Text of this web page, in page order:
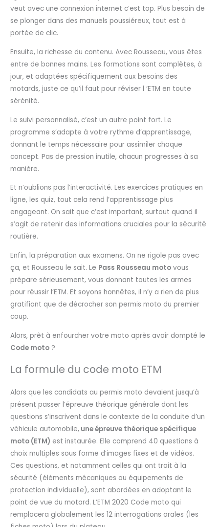
veut avec une connexion internet c’est top. Plus besoin de
se plonger dans des manuels poussiéreux, tout est à
portée de clic.
Ensuite, la richesse du contenu. Avec Rousseau, vous êtes
entre de bonnes mains. Les formations sont complètes, à
jour, et adaptées spécifiquement aux besoins des
motards, juste ce qu’il faut pour réviser l ‘ETM en toute
sérénité.
Le suivi personnalisé, c’est un autre point fort. Le
programme s’adapte à votre rythme d’apprentissage,
donnant le temps nécessaire pour assimiler chaque
concept. Pas de pression inutile, chacun progresses à sa
manière.
Et n’oublions pas l’interactivité. Les exercices pratiques en
ligne, les quiz, tout cela rend l’apprentissage plus
engageant. On sait que c’est important, surtout quand il
s’agit de retenir des informations cruciales pour la sécurité
routière.
Enfin, la préparation aux examens. On ne rigole pas avec
ça, et Rousseau le sait. Le Pass Rousseau moto vous
prépare sérieusement, vous donnant toutes les armes
pour réussir l’ETM. Et soyons honnêtes, il n’y a rien de plus
gratifiant que de décrocher son permis moto du premier
coup.
Alors, prêt à enfourcher votre moto après avoir dompté le
Code moto ?
La formule du code moto ETM
Alors que les candidats au permis moto devaient jusqu’à
présent passer l’épreuve théorique générale dont les
questions s’inscrivent dans le contexte de la conduite d’un
véhicule automobile, une épreuve théorique spécifique
moto (ETM) est instaurée. Elle comprend 40 questions à
choix multiples sous forme d’images fixes et de vidéos.
Ces questions, et notamment celles qui ont trait à la
sécurité (éléments mécaniques ou équipements de
protection individuelle), sont abordées en adoptant le
point de vue du motard. L’ETM 2020 Code moto qui
remplacera globalement les 12 interrogations orales (les